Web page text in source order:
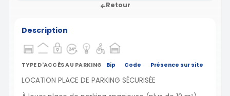
Retour
Description
TYPE D'ACCÈS AU PARKING Bip Code Présence sur site
LOCATION PLACE DE PARKING SÉCURISÉE